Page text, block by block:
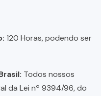
120 Horas, podendo ser
Todos nossos
da Lei nº 9394/96, do